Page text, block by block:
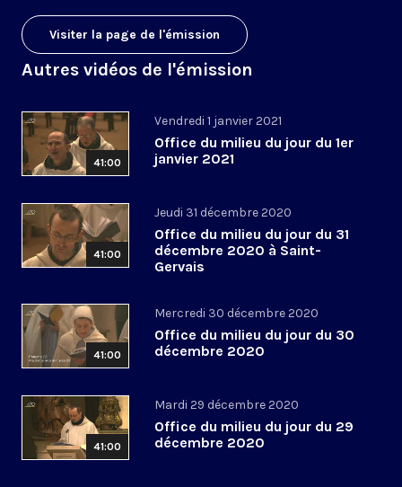
Visiter la page de l'émission
Autres vidéos de l'émission
41:00
Vendredi 1 janvier 2021
Office du milieu du jour du 1er
janvier 2021
41:00
Jeudi 31 décembre 2020
Office du milieu du jour du 31
décembre 2020 à Saint-
Gervais
41:00
Mercredi 30 décembre 2020
Office du milieu du jour du 30
décembre 2020
41:00
Mardi 29 décembre 2020
Office du milieu du jour du 29
décembre 2020